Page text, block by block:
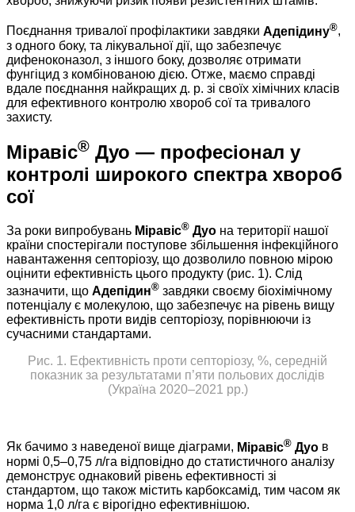
Поєднання тривалої профілактики завдяки Адепідину®,
з одного боку, та лікувальної дії, що забезпечує
дифеноконазол, з іншого боку, дозволяє отримати
фунгіцид з комбінованою дією. Отже, маємо справді
вдале поєднання найкращих д. р. зі своїх хімічних класів
для ефективного контролю хвороб сої та тривалого
захисту.
Міравіс® Дуо — професіонал у
контролі широкого спектра хвороб
сої
За роки випробувань Міравіс® Дуо на території нашої
країни спостерігали поступове збільшення інфекційного
навантаження септоріозу, що дозволило повною мірою
оцінити ефективність цього продукту (рис. 1). Слід
зазначити, що Адепідин® завдяки своєму біохімічному
потенціалу є молекулою, що забезпечує на рівень вищу
ефективність проти видів септоріозу, порівнюючи із
сучасними стандартами.
Рис. 1. Ефективність проти септоріозу, %, середній
показник за результатами п’яти польових дослідів
(Україна 2020–2021 рр.)
Як бачимо з наведеної вище діаграми, Міравіс® Дуо в
нормі 0,5–0,75 л/га відповідно до статистичного аналізу
демонструє однаковий рівень ефективності зі
стандартом, що також містить карбоксамід, тим часом як
норма 1,0 л/га є вірогідно ефективнішою.